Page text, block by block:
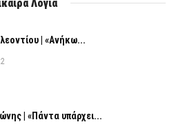
Λόγια
| «Ανήκω...
| «Πάντα υπάρχει...